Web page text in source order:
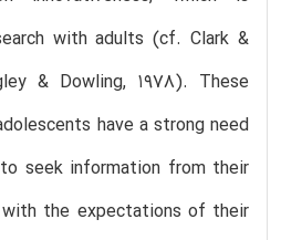
with adults (cf. Clark &
& Dowling, 1978). These
have a strong need
seek information from their
the expectations of their